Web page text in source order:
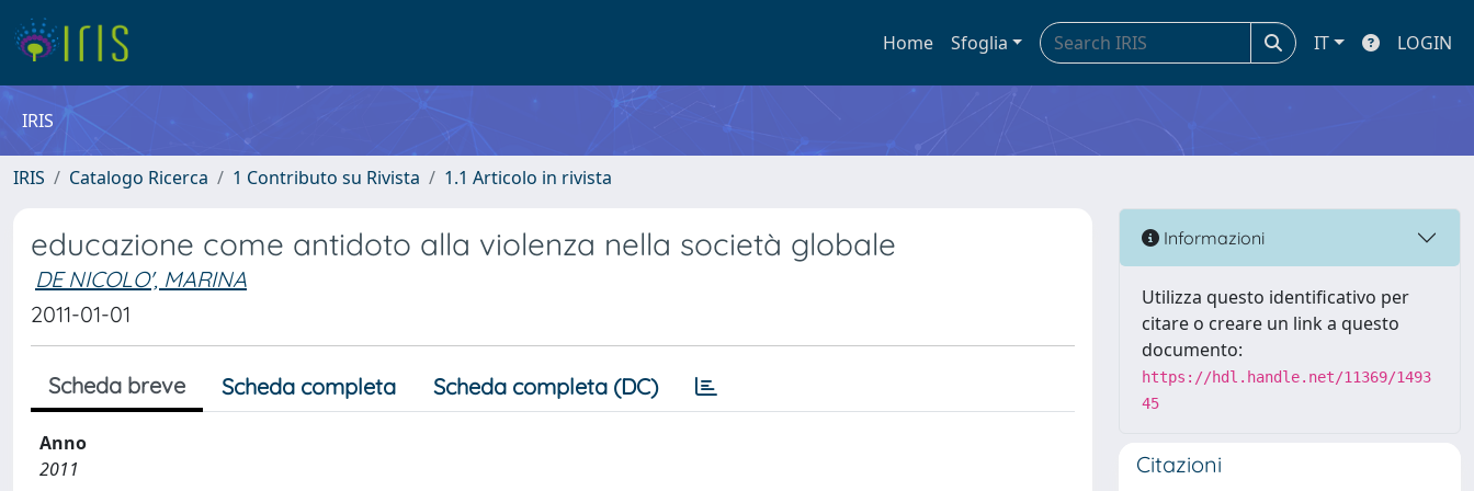
Home Sfoglia IT LOGIN
IRIS
IRIS Catalogo Ricerca 1 Contributo su Rivista 1.1 Articolo in rivista
educazione come antidoto alla violenza nella società globale
DE NICOLO', MARINA
2011-01-01
Scheda breve Scheda completa Scheda completa (DC)
Anno
2011
Informazioni
Utilizza questo identificativo per
citare o creare un link a questo
documento:
https://hdl.handle.net/11369/1493
45
Citazioni